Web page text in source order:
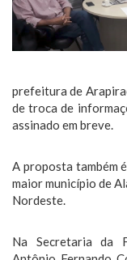
prefeitura de
de troca de
assinado em breve.
A proposta também
maior município de
Nordeste.
Na Secretaria da